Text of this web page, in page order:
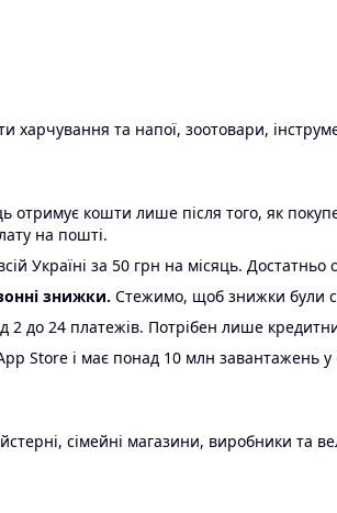
та напої, зоотовари,
отримує кошти лише після того, як
на пошті.
Україні за 50 грн на місяць. Достатньо
знижки. Стежимо, щоб знижки були
2 до 24 платежів. Потрібен лише
Store і має понад 10 млн завантажень
сімейні магазини, виробники та